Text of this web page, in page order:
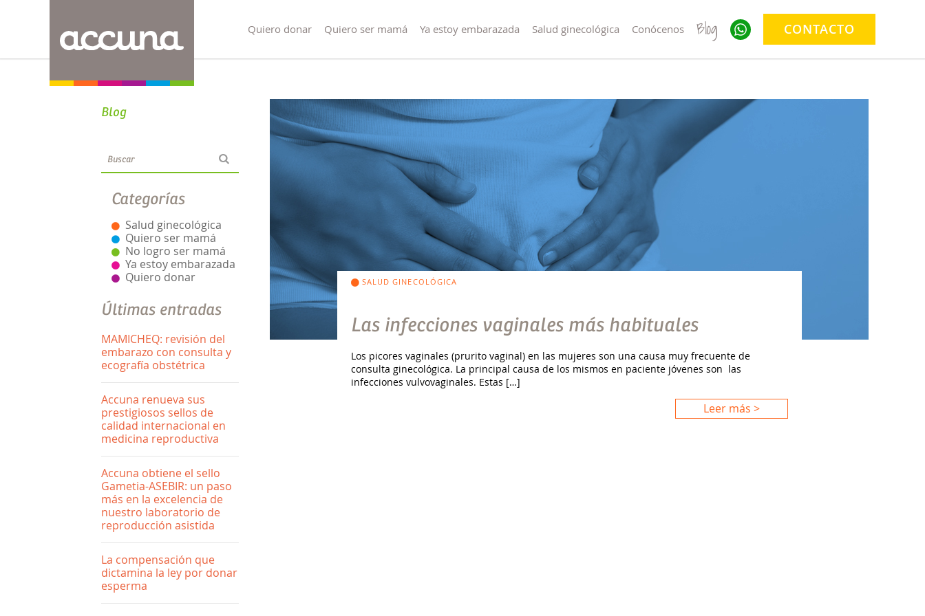
Quiero donar Quiero ser mamá Ya estoy embarazada Salud ginecológica Conócenos Blog CONTACTO
Blog
Categorías
Salud ginecológica
Quiero ser mamá
No logro ser mamá
Ya estoy embarazada
Quiero donar
Últimas entradas
MAMICHEQ: revisión del
embarazo con consulta y
ecografía obstétrica
Accuna renueva sus
prestigiosos sellos de
calidad internacional en
medicina reproductiva
Accuna obtiene el sello
Gametia-ASEBIR: un paso
más en la excelencia de
nuestro laboratorio de
reproducción asistida
La compensación que
dictamina la ley por donar
esperma
SALUD GINECOLÓGICA
Las infecciones vaginales más habituales
Los picores vaginales (prurito vaginal) en las mujeres son una causa muy frecuente de
consulta ginecológica. La principal causa de los mismos en paciente jóvenes son las
infecciones vulvovaginales. Estas […]
Leer más >